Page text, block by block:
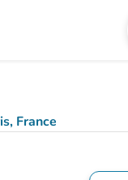
France
Maps)